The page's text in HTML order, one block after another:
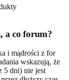
a co forum?
i mądrości z for
wskazują, że
5 dni) nie jest